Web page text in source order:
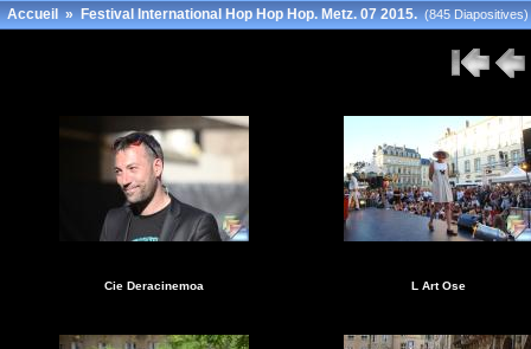
Accueil»Festival International Hop Hop Hop. Metz. 07 2015. (845 Diapositives)
Cie Deracinemoa L Art Ose